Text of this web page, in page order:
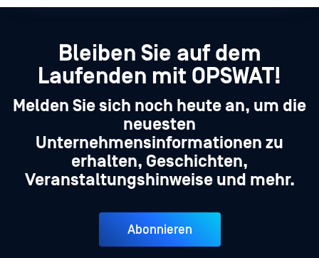
Bleiben Sie auf dem
Laufenden mit OPSWAT!
Melden Sie sich noch heute an, um die
neuesten
Unternehmensinformationen zu
erhalten, Geschichten,
Veranstaltungshinweise und mehr.
Abonnieren